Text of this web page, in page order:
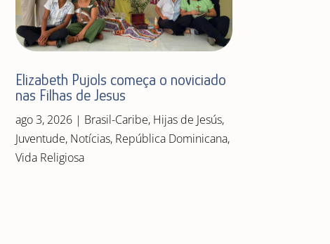
Elizabeth Pujols começa o noviciado
nas Filhas de Jesus
ago 3, 2026| Brasil-Caribe, Hijas de Jesús,
Juventude, Notícias, República Dominicana,
Vida Religiosa